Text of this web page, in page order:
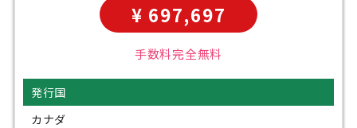
¥ 697,697
手数料完全無料
発行国
カナダ